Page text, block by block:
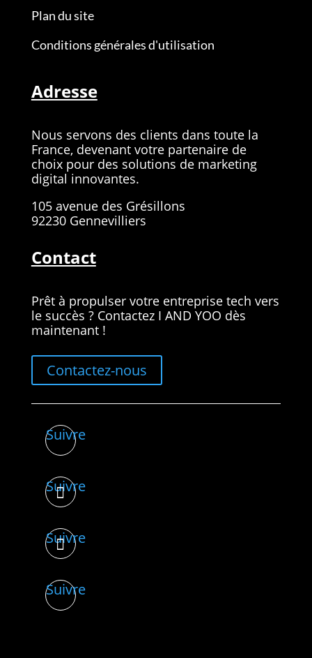
Plan du site
Conditions générales d'utilisation
Adresse
Nous servons des clients dans toute la
France, devenant votre partenaire de
choix pour des solutions de marketing
digital innovantes.
105 avenue des Grésillons
92230 Gennevilliers
Contact
Prêt à propulser votre entreprise tech vers
le succès ? Contactez I AND YOO dès
maintenant !
Contactez-nous
Suivre
Suivre
Suivre
Suivre